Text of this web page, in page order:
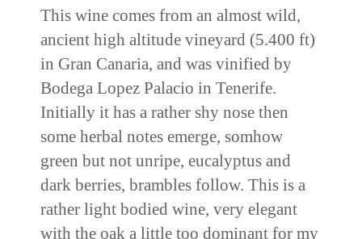
This wine comes from an almost wild,
ancient high altitude vineyard (5.400 ft)
in Gran Canaria, and was vinified by
Bodega Lopez Palacio in Tenerife.
Initially it has a rather shy nose then
some herbal notes emerge, somhow
green but not unripe, eucalyptus and
dark berries, brambles follow. This is a
rather light bodied wine, very elegant
with the oak a little too dominant for my